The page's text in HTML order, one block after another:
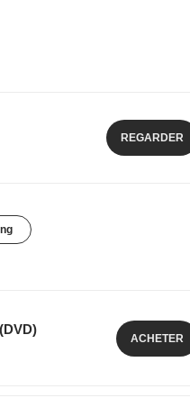
REGARDER
ACHETER